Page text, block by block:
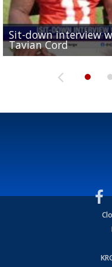
Sit-down interview
Tavian Cord
Two-a-Day Tour
Two-a-Day Tour
UTRGV football
and receiving votes
Two-a-Day Tour